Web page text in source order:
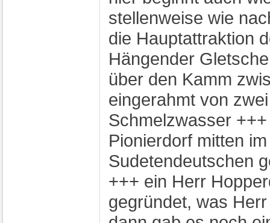
stellenweise wie
die Hauptattraktion
Hängender
über den Kamm
eingerahmt von
Schmelzwasser
Pionierdorf mitten
Sudetendeutschen
+++ ein Herr
gegründet, was